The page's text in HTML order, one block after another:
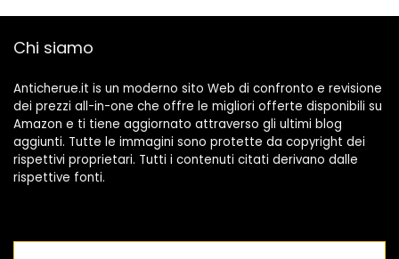
Chi siamo
Anticherue.it is un moderno sito Web di confronto e revisione
dei prezzi all-in-one che offre le migliori offerte disponibili su
Amazon e ti tiene aggiornato attraverso gli ultimi blog
aggiunti. Tutte le immagini sono protette da copyright dei
rispettivi proprietari. Tutti i contenuti citati derivano dalle
rispettive fonti.